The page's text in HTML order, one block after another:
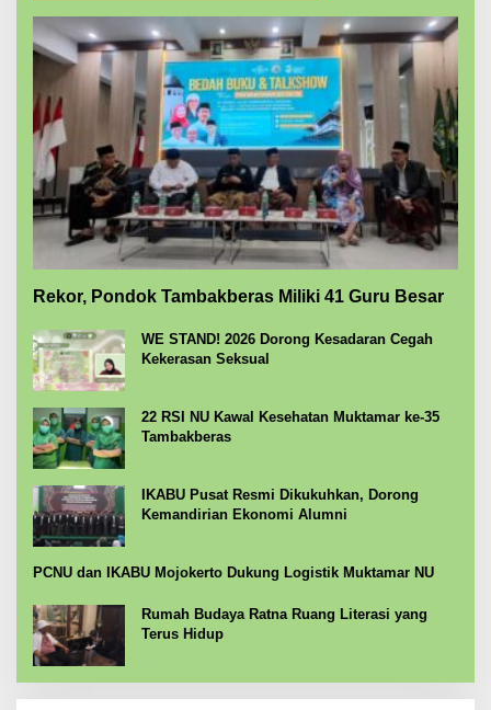
Rekor, Pondok Tambakberas Miliki 41 Guru Besar
WE STAND! 2026 Dorong Kesadaran Cegah
Kekerasan Seksual
22 RSI NU Kawal Kesehatan Muktamar ke-35
Tambakberas
IKABU Pusat Resmi Dikukuhkan, Dorong
Kemandirian Ekonomi Alumni
PCNU dan IKABU Mojokerto Dukung Logistik Muktamar NU
Rumah Budaya Ratna Ruang Literasi yang
Terus Hidup